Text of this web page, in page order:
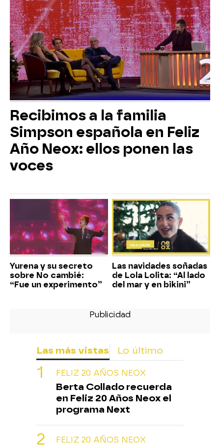
Recibimos a la familia
Simpson española en Feliz
Año Neox: ellos ponen las
voces
Yurena y su secreto
sobre No cambié:
“Fue un experimento”
Las navidades soñadas
de Lola Lolita: “Al lado
del mar y en bikini”
Las más vistas Lo último
FELIZ 20 AÑOS NEOX
Berta Collado recuerda
en Feliz 20 Años Neox el
programa Next
FELIZ 20 AÑOS NEOX